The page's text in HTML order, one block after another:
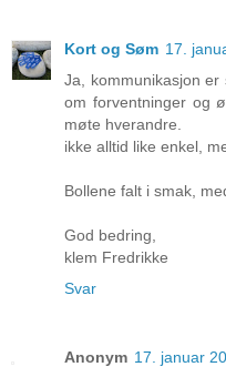
Kort og Søm 17.
Ja, kommunikasjon
om forventninger og
møte hverandre.
ikke alltid like enkel,
Bollene falt i smak,
God bedring,
klem Fredrikke
Svar
Anonym 17. januar